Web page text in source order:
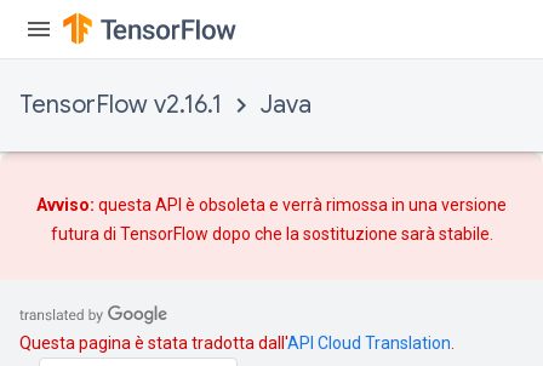
TensorFlow v2.16.1 Java
Avviso: questa API è obsoleta e verrà rimossa in una versione
futura di TensorFlow dopo che la sostituzione sarà stabile.
Questa pagina è stata tradotta dall'API Cloud Translation